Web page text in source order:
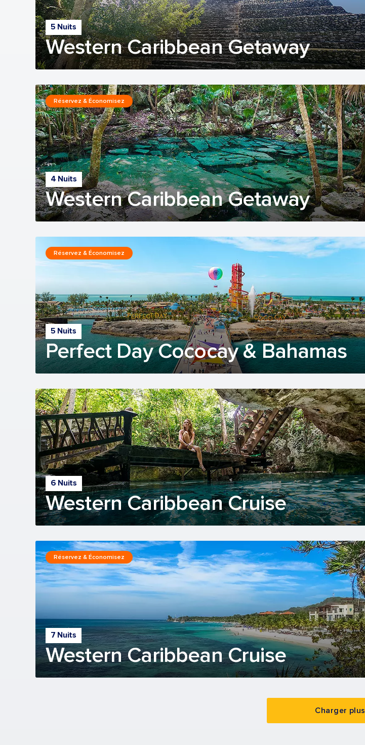
5 Nuits
Western Caribbean Getaway
4 Nuits
Western Caribbean Getaway
Réservez & Économisez
5 Nuits
Perfect Day Cococay & Bahamas
Réservez & Économisez
6 Nuits
Western Caribbean Cruise
7 Nuits
Western Caribbean Cruise
Réservez & Économisez
Charger plus